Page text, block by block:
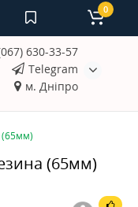
630-33-57
Telegram
м. Дніпро
0
(65мм)
(65мм)